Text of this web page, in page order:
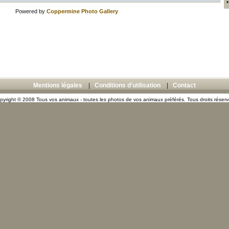
Powered by Coppermine Photo Gallery
Mentions légales Conditions d'utilisation Contact
© 2008 Tous vos animaux - toutes les photos de vos animaux préférés. Tous droits